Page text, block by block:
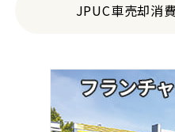
JPUC車売却消